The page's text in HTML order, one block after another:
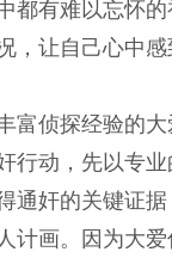
都有难以忘怀
，让自己心中
富侦探经验的
行动，先以专
通奸的关键证
计画。因为大